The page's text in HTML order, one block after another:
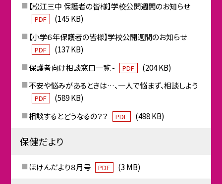
【松江三中 保護者の皆様】学校公開週間のお知らせ
PDF
(145 KB)
【小学６年保護者の皆様】学校公開週間のお知らせ
PDF
(137 KB)
保護者向け相談窓口一覧 -
PDF
(204 KB)
不安や悩みがあるときは…、一人で悩まず、相談しよう
PDF
(589 KB)
相談するとどうなるの？？
PDF (498 KB)
保健だより
ほけんだより８月号 PDF (3 MB)